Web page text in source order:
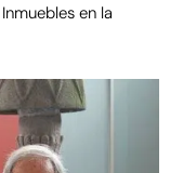
en la